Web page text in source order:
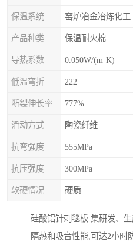
保温系统 窑炉冶金冶炼化工
产品种类 保温耐火棉
导热系数 0.050W/(m·K)
低温弯折 222
断裂伸长率 777%
滑动方式 陶瓷纤维
抗弯强度 555MPa
抗压强度 300MPa
软硬情况 硬质
硅酸铝针刺毯板 集研发、
隔热和吸音性能,可达2小时